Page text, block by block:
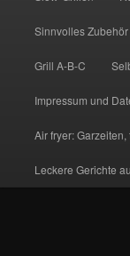
Sinnvolles Zubehör
Grill A-B-C
Impressum und
Air fryer:
Leckere Gerichte